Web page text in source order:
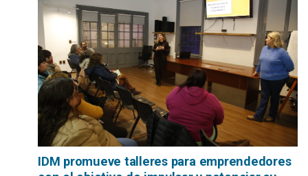
IDM promueve talleres para emprendedores